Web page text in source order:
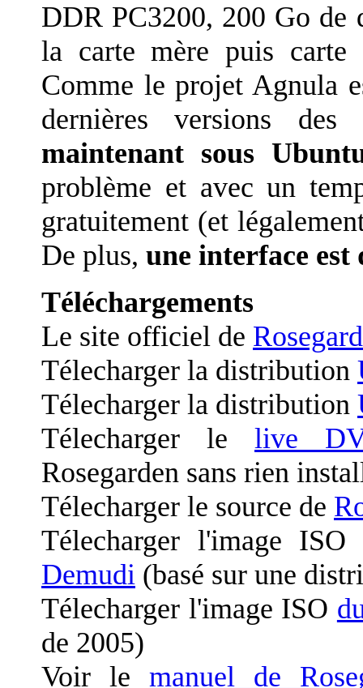
DDR PC3200, 200 Go de
la carte mère puis
Comme le projet Agnula
dernières versions
maintenant sous
problème et avec un
gratuitement (et
De plus, une interface est
Téléchargements
Le site officiel de
Télecharger la distribution
Télecharger la distribution
Télecharger le live
Rosegarden sans rien
Télecharger le source de
Télecharger l'image
Demudi (basé sur une
Télecharger l'image ISO
de 2005)
Voir le manuel de